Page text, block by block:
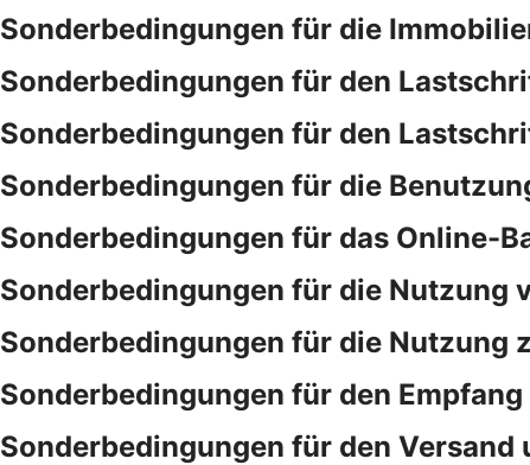
Sonderbedingungen für die
Sonderbedingungen für den
Sonderbedingungen für den
Sonderbedingungen für die
Sonderbedingungen für das Online-
Sonderbedingungen für die
Sonderbedingungen für die
Sonderbedingungen für den
Sonderbedingungen für den Versand